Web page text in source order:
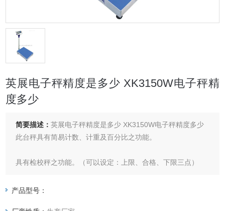
英展电子秤精度是多少 XK3150W电子秤精
度多少
简要描述：英展电子秤精度是多少 XK3150W电子秤精度多少
此台秤具有简易计数、计重及百分比之功能。
具有检校秤之功能。（可以设定：上限、合格、下限三点）
具有自动校正、自动零点之功能。
产品型号：